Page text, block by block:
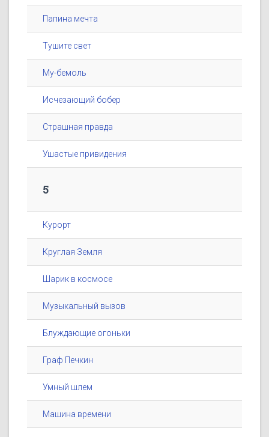
Папина мечта
Тушите свет
Му-бемоль
Исчезающий бобер
Страшная правда
Ушастые привидения
5
Курорт
Круглая Земля
Шарик в космосе
Музыкальный вызов
Блуждающие огоньки
Граф Печкин
Умный шлем
Машина времени